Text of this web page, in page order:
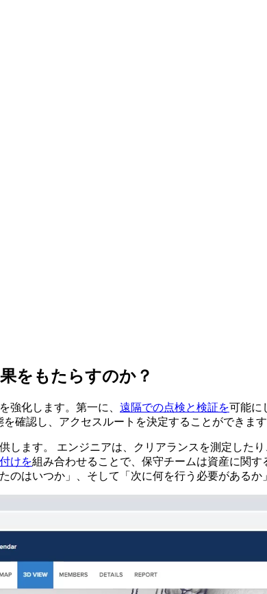
をもたらすのか？
強化します。第一に、 遠隔での点検と検証を可能に
確認し、アクセスルートを決定することができます
ます。 エンジニアは、クリアランスを測定した
けを組み合わせることで、保守チームは資産に関
はいつか」、そして「次に何を行う必要があるか